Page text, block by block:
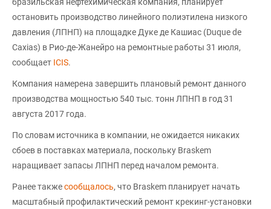
остановить производство линейного полиэтилена низкого
давления (ЛПНП) на площадке Дуке де Кашиас (Duque de
Caxias) в Рио-де-Жанейро на ремонтные работы 31 июля,
сообщает ICIS.
Компания намерена завершить плановый ремонт данного
производства мощностью 540 тыс. тонн ЛПНП в год 31
августа 2017 года.
По словам источника в компании, не ожидается никаких
сбоев в поставках материала, поскольку Braskem
наращивает запасы ЛПНП перед началом ремонта.
Ранее такжесообщалось, что Braskem планирует начать
масштабный профилактический ремонт крекинг-установки